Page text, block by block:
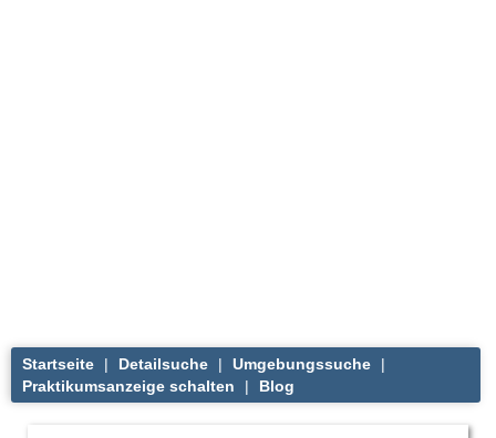
Startseite | Detailsuche | Umgebungssuche
|
Praktikumsanzeige schalten
| Blog